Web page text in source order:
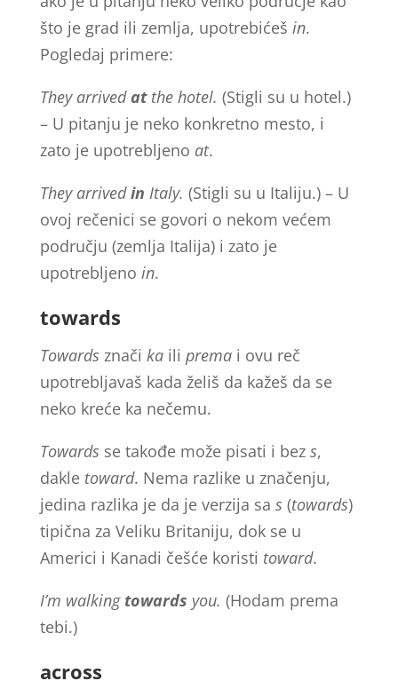
što je grad ili zemlja, upotrebićeš in.
Pogledaj primere:
They arrivedatthe hotel. (Stigli su u hotel.)
– U pitanju je neko konkretno mesto, i
zato je upotrebljeno at.
They arrivedin Italy. (Stigli su u Italiju.) – U
ovoj rečenici se govori o nekom većem
području (zemlja Italija) i zato je
upotrebljeno in.
towards
Towards znači kaili premai ovu reč
upotrebljavaš kada želiš da kažeš da se
neko kreće ka nečemu.
Towards se takođe može pisati i bez s,
dakle toward. Nema razlike u značenju,
jedina razlika je da je verzija sa s (towards)
tipična za Veliku Britaniju, dok se u
Americi i Kanadi češće koristi toward.
I’m walking towards you. (Hodam prema
tebi.)
across